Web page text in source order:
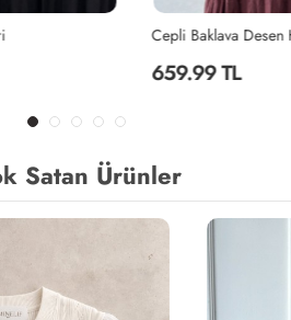
Cepli Baklava Desen Hırka -
659.99 TL
Satan Ürünler